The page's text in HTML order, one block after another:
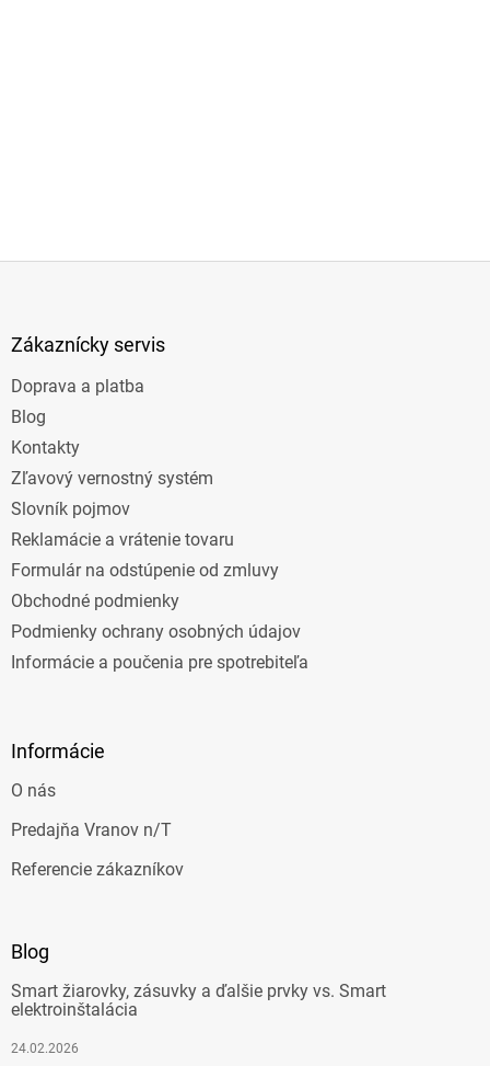
Zákaznícky servis
Doprava a platba
Blog
Kontakty
Zľavový vernostný systém
Slovník pojmov
Reklamácie a vrátenie tovaru
Formulár na odstúpenie od zmluvy
Obchodné podmienky
Podmienky ochrany osobných údajov
Informácie a poučenia pre spotrebiteľa
Informácie
O nás
Predajňa Vranov n/T
Referencie zákazníkov
Blog
Smart žiarovky, zásuvky a ďalšie prvky vs. Smart
elektroinštalácia
24.02.2026